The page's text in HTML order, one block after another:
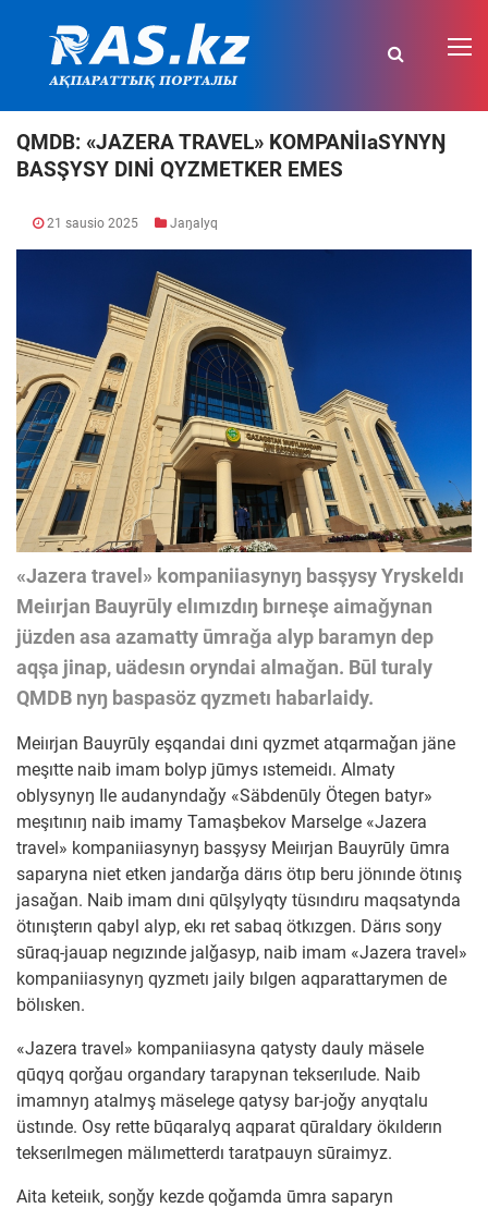
QMDB: «JAZERA TRAVEL» KOMPANİIаSYNYŊ
BASŞYSY DINİ QYZMETKER EMES
21 sausio 2025 Jaŋalyq
«Jazera travel» kompaniiasynyŋ basşysy Yryskeldı
Meiırjan Bauyrūly elımızdıŋ bırneşe aimaǧynan
jüzden asa azamatty ūmraǧa alyp baramyn dep
aqşa jinap, uädesın oryndai almaǧan. Būl turaly
QMDB nyŋ baspasöz qyzmetı habarlaidy.
Meiırjan Bauyrūly eşqandai dıni qyzmet atqarmaǧan jäne
meşıtte naib imam bolyp jūmys ıstemeidı. Almaty
oblysynyŋ Ile audanyndaǧy «Säbdenūly Ötegen batyr»
meşıtınıŋ naib imamy Tamaşbekov Marselge «Jazera
travel» kompaniiasynyŋ basşysy Meiırjan Bauyrūly ūmra
saparyna niet etken jandarǧa därıs ötıp beru jönınde ötınış
jasaǧan. Naib imam dıni qūlşylyqty tüsındıru maqsatynda
ötınışterın qabyl alyp, ekı ret sabaq ötkızgen. Därıs soŋy
sūraq-jauap negızınde jalǧasyp, naib imam «Jazera travel»
kompaniiasynyŋ qyzmetı jaily bılgen aqparattarymen de
bölısken.
«Jazera travel» kompaniiasyna qatysty dauly mäsele
qūqyq qorǧau organdary tarapynan tekserılude. Naib
imamnyŋ atalmyş mäselege qatysy bar-joǧy anyqtalu
üstınde. Osy rette būqaralyq aqparat qūraldary ökılderın
tekserılmegen mälımetterdı taratpauyn sūraimyz.
Aita keteiık, soŋǧy kezde qoǧamda ūmra saparyn